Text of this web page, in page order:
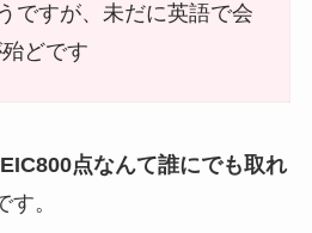
ですが、未だに英語で会
どです
点なんて誰にでも取れ
す。